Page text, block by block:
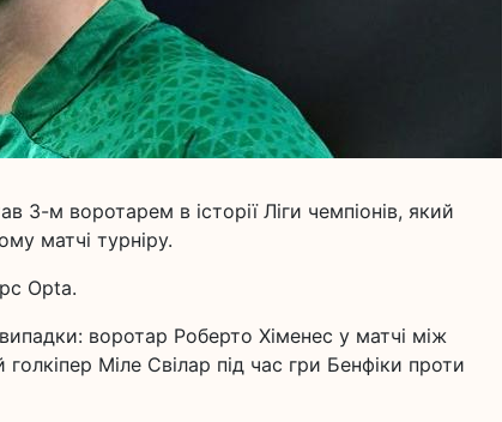
3-м воротарем в історії Ліги чемпіонів, який
матчі турніру.
Opta.
воротар Роберто Хіменес у матчі між
Міле Свілар під час гри Бенфіки проти